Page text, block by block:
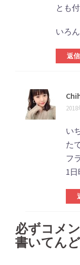
とも
いろ
返信
い
た
フ
1
コ
メ
必ずコメ
書いてん